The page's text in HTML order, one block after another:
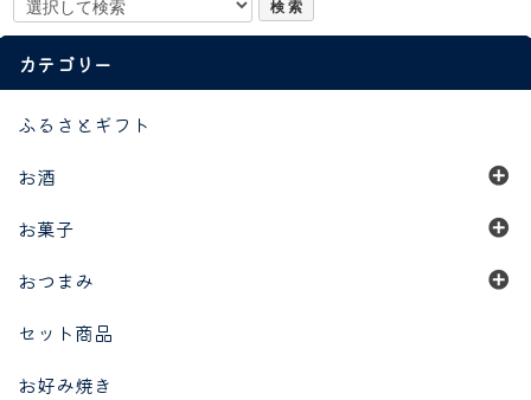
カテゴリー
ふるさとギフト
お酒
お菓子
おつまみ
セット商品
お好み焼き